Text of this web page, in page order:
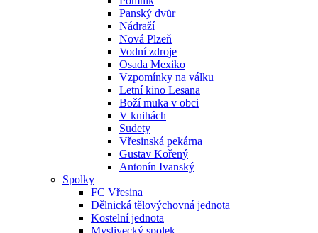
Panský dvůr
Nádraží
Nová Plzeň
Vodní zdroje
Osada Mexiko
Vzpomínky na válku
Letní kino Lesana
Boží muka v obci
V knihách
Sudety
Vřesinská pekárna
Gustav Kořený
Antonín Ivanský
Spolky
FC Vřesina
Dělnická tělovýchovná jednota
Kostelní jednota
Myslivecký spolek